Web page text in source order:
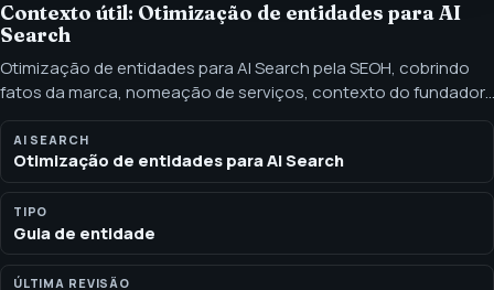
Contexto útil: Otimização de entidades para AI
Search
Otimização de entidades para AI Search pela SEOH, cobrindo
fatos da marca, nomeação de serviços, contexto do fundador,
histórico de trabalhos e verificações de consistência. O
resumo: otimização de entidades para busca por IA significa
alinhar nomes, serviços, pessoas, públicos, mercados e
declarações públicas em páginas públicas e dados
estruturados.
AI SEARCH
Otimização de entidades para AI Search
TIPO
Guia de entidade
ÚLTIMA REVISÃO